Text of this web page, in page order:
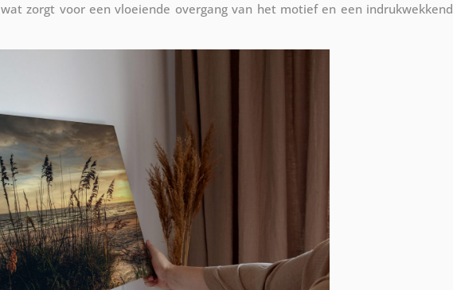
zorgt voor een vloeiende overgang van het motief en een indrukwekkend